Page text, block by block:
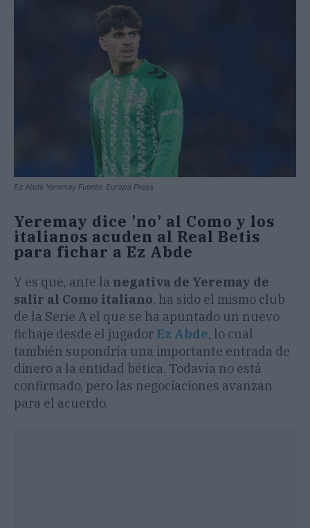
Ez Abde Yeremay Fuente: Europa Press
Yeremay dice 'no' al Como y los
italianos acuden al Real Betis
para fichar a Ez Abde
Y es que, ante la negativa de Yeremay de
salir al Como italiano, ha sido el mismo club
de la Serie A el que se ha apuntado un nuevo
fichaje desde el jugador Ez Abde, lo cual
también supondría una importante entrada de
dinero a la entidad bética. Todavía no está
confirmado, pero las negociaciones avanzan
para el acuerdo.